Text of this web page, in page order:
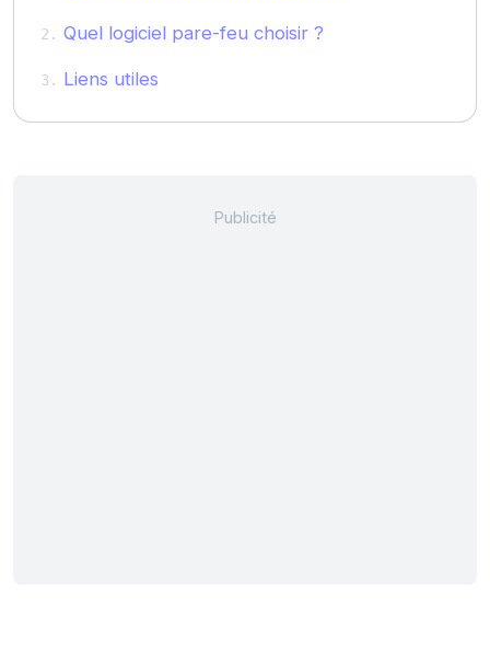
Quel logiciel pare-feu choisir ?
Liens utiles